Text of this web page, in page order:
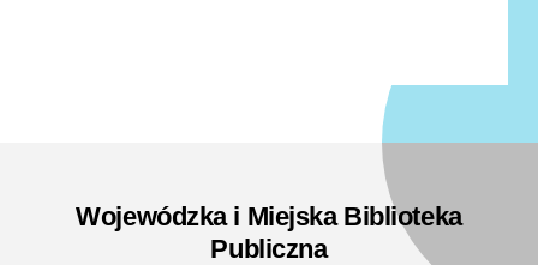
Wojewódzka i Miejska Biblioteka
Publiczna